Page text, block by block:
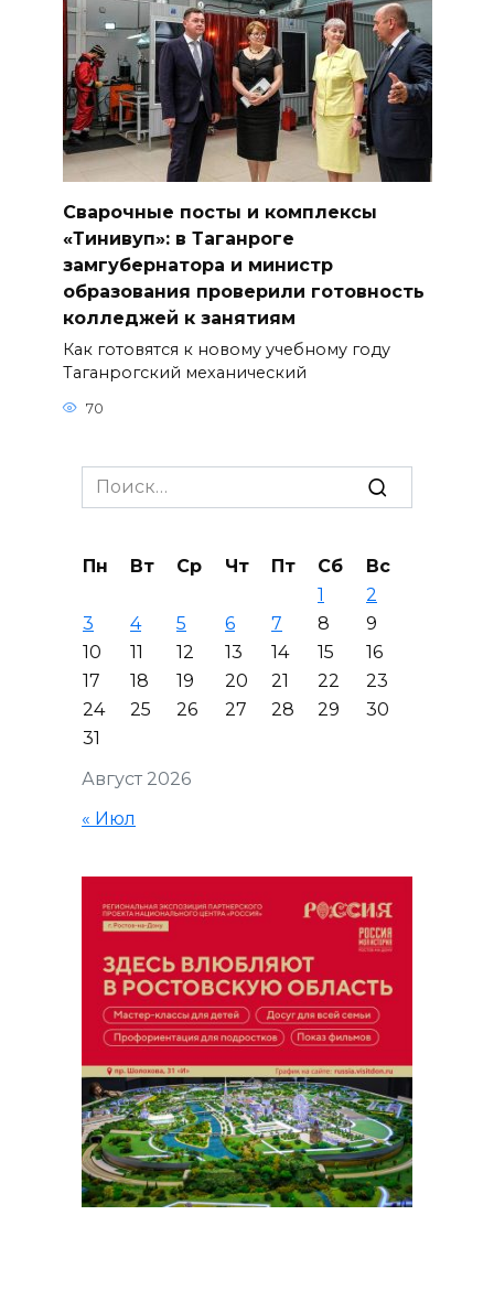
Сварочные посты и комплексы
«Тинивуп»: в Таганроге
замгубернатора и министр
образования проверили готовность
колледжей к занятиям
Как готовятся к новому учебному году
Таганрогский механический
70
Search
for:
Август 2026
Пн Вт Ср Чт Пт Сб
Вс
1
2
3
4 5 6 7 8
9
10
11 12 13 14 15
16
17
18 19 20 21 22
23
24
25 26 27 28 29
30
31
« Июл